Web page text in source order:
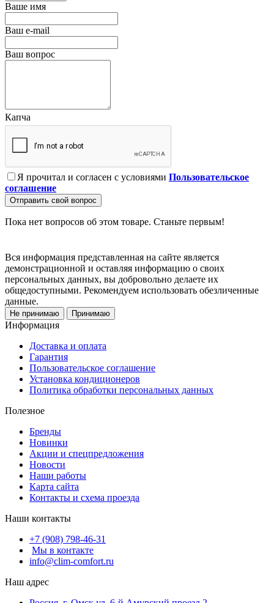
Ваше имя
Ваш e-mail
Ваш вопрос
Капча
Я прочитал и согласен с условиями Пользовательское
соглашение
Отправить свой вопрос
Пока нет вопросов об этом товаре. Станьте первым!
Вся информация представленная на сайте является
демонстрационной и оставляя информацию о своих
персональных данных, вы добровольно делаете их
общедоступными. Рекомендуем использовать обезличенные
данные.
Не принимаю Принимаю
Информация
Доставка и оплата
Гарантия
Пользовательское соглашение
Установка кондиционеров
Политика обработки персональных данных
Полезное
Бренды
Новинки
Акции и спецпредложения
Новости
Наши работы
Карта сайта
Контакты и схема проезда
Наши контакты
+7 (908) 798-46-31
Мы в контакте
info@clim-comfort.ru
Наш адрес